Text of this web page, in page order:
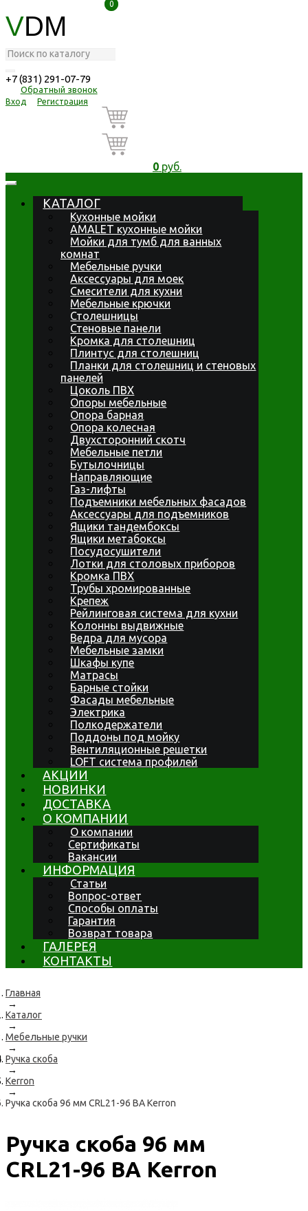
VDM
+7 (831) 291-07-79
Обратный звонок
Вход Регистрация
0
0
0руб.
КАТАЛОГ
Кухонные мойки
AMALET кухонные мойки
Мойки для тумб для ванных
комнат
Мебельные ручки
Аксессуары для моек
Смесители для кухни
Мебельные крючки
Столешницы
Стеновые панели
Кромка для столешниц
Плинтус для столешниц
Планки для столешниц и стеновых
панелей
Цоколь ПВХ
Опоры мебельные
Опора барная
Опора колесная
Двухсторонний скотч
Мебельные петли
Бутылочницы
Направляющие
Газ-лифты
Подъемники мебельных фасадов
Аксессуары для подъемников
Ящики тандембоксы
Ящики метабоксы
Посудосушители
Лотки для столовых приборов
Кромка ПВХ
Трубы хромированные
Крепеж
Рейлинговая система для кухни
Колонны выдвижные
Ведра для мусора
Мебельные замки
Шкафы купе
Матрасы
Барные стойки
Фасады мебельные
Электрика
Полкодержатели
Поддоны под мойку
Вентиляционные решетки
LOFT система профилей
АКЦИИ
НОВИНКИ
ДОСТАВКА
О КОМПАНИИ
О компании
Сертификаты
Вакансии
ИНФОРМАЦИЯ
Статьи
Вопрос-ответ
Способы оплаты
Гарантия
Возврат товара
ГАЛЕРЕЯ
КОНТАКТЫ
Главная
→
Каталог
→
Мебельные ручки
→
Ручка скоба
→
Kerron
→
Ручка скоба 96 мм CRL21-96 BA Kerron
Ручка скоба 96 мм
CRL21-96 BA Kerron